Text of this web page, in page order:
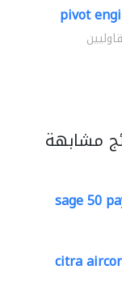
pivot
مشابهة
sage 50
citra